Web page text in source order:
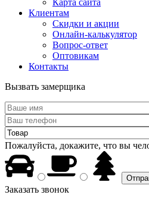
Карта сайта
Клиентам
Скидки и акции
Онлайн-калькулятор
Вопрос-ответ
Оптовикам
Контакты
Вызвать замерщика
Пожалуйста, докажите, что вы
Заказать звонок